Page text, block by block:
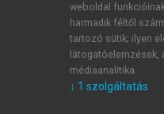
E-MAIL-CÍMweboldal
harmadik féltől
tartozó sütik; ilyen
látogatóelemzések,
médiaanalitika.
↓ 1 szolgáltatás